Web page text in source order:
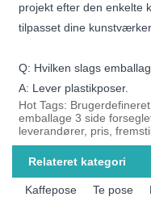
projekt efter den enkelte
tilpasset dine
Q: Hvilken slags
A: Lever plastikposer.
Hot Tags:
emballage 3 side
leverandører, pris,
Relateret kategori
Kaffepose Te pose